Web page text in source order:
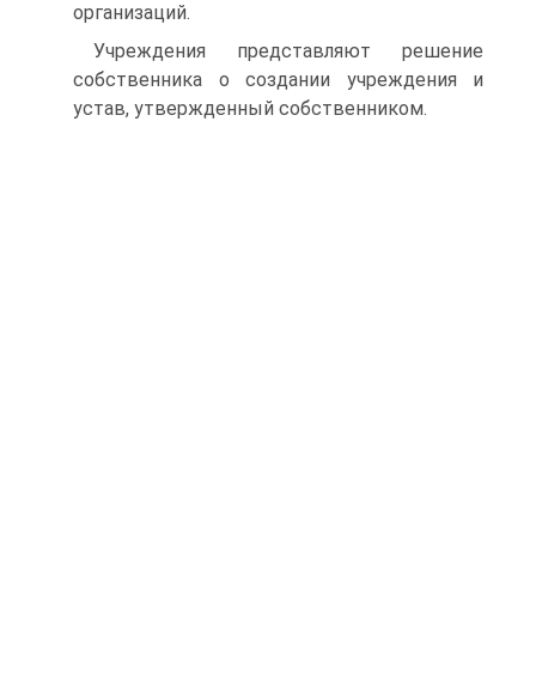
организаций.
Учреждения представляют решение
собственника о создании учреждения и
устав, утвержденный собственником.